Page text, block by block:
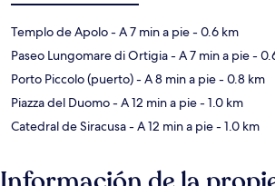
Templo de Apolo- A 7 min a pie- 0.6 km
Paseo Lungomare di Ortigia- A 7 min a pie-
Porto Piccolo (puerto)- A 8 min a pie- 0.8 km
Piazza del Duomo- A 12 min a pie- 1.0 km
Catedral de Siracusa- A 12 min a pie- 1.0 km